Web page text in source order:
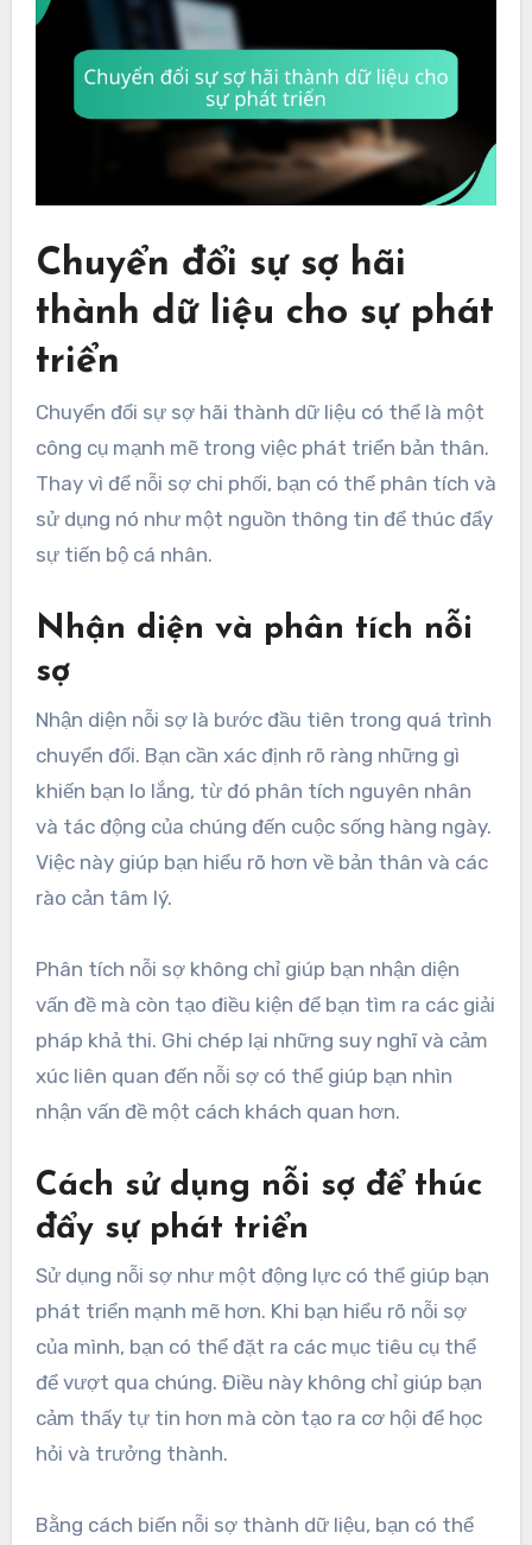
Chuyển đổi sự sợ hãi
thành dữ liệu cho sự phát
triển
Chuyển đổi sự sợ hãi thành dữ liệu có thể là một
công cụ mạnh mẽ trong việc phát triển bản thân.
Thay vì để nỗi sợ chi phối, bạn có thể phân tích và
sử dụng nó như một nguồn thông tin để thúc đẩy
sự tiến bộ cá nhân.
Nhận diện và phân tích nỗi
sợ
Nhận diện nỗi sợ là bước đầu tiên trong quá trình
chuyển đổi. Bạn cần xác định rõ ràng những gì
khiến bạn lo lắng, từ đó phân tích nguyên nhân
và tác động của chúng đến cuộc sống hàng ngày.
Việc này giúp bạn hiểu rõ hơn về bản thân và các
rào cản tâm lý.
Phân tích nỗi sợ không chỉ giúp bạn nhận diện
vấn đề mà còn tạo điều kiện để bạn tìm ra các giải
pháp khả thi. Ghi chép lại những suy nghĩ và cảm
xúc liên quan đến nỗi sợ có thể giúp bạn nhìn
nhận vấn đề một cách khách quan hơn.
Cách sử dụng nỗi sợ để thúc
đẩy sự phát triển
Sử dụng nỗi sợ như một động lực có thể giúp bạn
phát triển mạnh mẽ hơn. Khi bạn hiểu rõ nỗi sợ
của mình, bạn có thể đặt ra các mục tiêu cụ thể
để vượt qua chúng. Điều này không chỉ giúp bạn
cảm thấy tự tin hơn mà còn tạo ra cơ hội để học
hỏi và trưởng thành.
Bằng cách biến nỗi sợ thành dữ liệu, bạn có thể